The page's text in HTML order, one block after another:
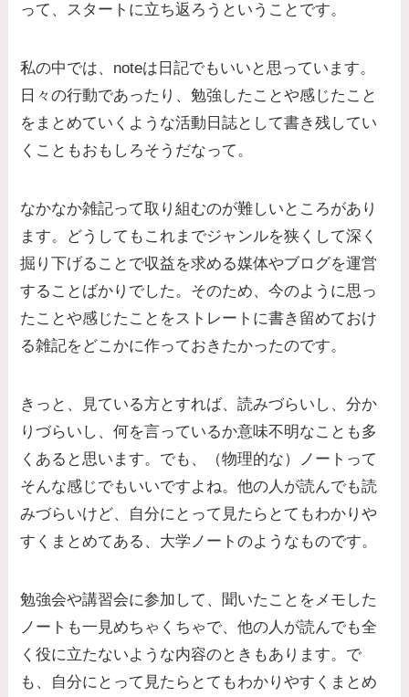
って、スタートに立ち返ろうということです。
私の中では、noteは日記でもいいと思っています。
日々の行動であったり、勉強したことや感じたこと
をまとめていくような活動日誌として書き残してい
くこともおもしろそうだなって。
なかなか雑記って取り組むのが難しいところがあり
ます。どうしてもこれまでジャンルを狭くして深く
掘り下げることで収益を求める媒体やブログを運営
することばかりでした。そのため、今のように思っ
たことや感じたことをストレートに書き留めておけ
る雑記をどこかに作っておきたかったのです。
きっと、見ている方とすれば、読みづらいし、分か
りづらいし、何を言っているか意味不明なことも多
くあると思います。でも、（物理的な）ノートって
そんな感じでもいいですよね。他の人が読んでも読
みづらいけど、自分にとって見たらとてもわかりや
すくまとめてある、大学ノートのようなものです。
勉強会や講習会に参加して、聞いたことをメモした
ノートも一見めちゃくちゃで、他の人が読んでも全
く役に立たないような内容のときもあります。で
も、自分にとって見たらとてもわかりやすくまとめ